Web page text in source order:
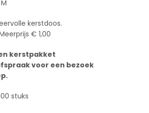
kerstdoos.
€ 1,00
kerstpakket
voor een bezoek
stuks